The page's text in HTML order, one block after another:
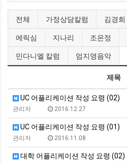
전체 가정상담칼럼 김경희
에릭심 지나리 조은정
민다니엘 칼럼 엄지영음악
제목
UC 어플리케이션 작성 요령 (02)
관리자 2016.12.27
UC 어플리케이션 작성 요령 (01)
관리자 2016.11.08
대학 어플리케이션 작성 요령 (02)